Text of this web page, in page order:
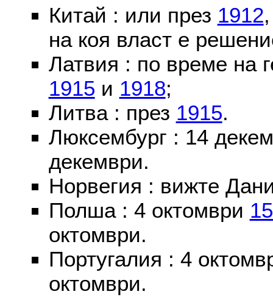
Китай : или през 1912
на коя власт е
Латвия : по време на
1915 и 1918;
Литва : през 1915.
Люксембург : 14
декември.
Норвегия : вижте
Полша : 4 октомври
октомври.
Португалия : 4
октомври.